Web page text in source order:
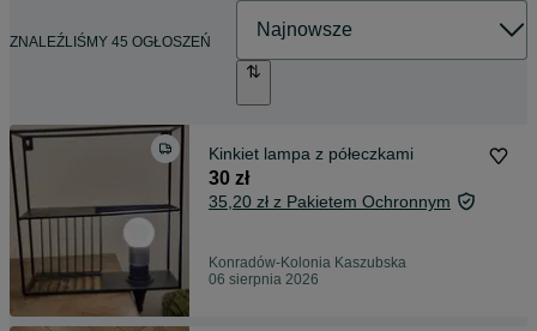
ZNALEŹLIŚMY 45 OGŁOSZEŃ
Kinkiet lampa z półeczkami
30 zł
35,20 zł z Pakietem Ochronnym
Konradów-Kolonia Kaszubska
06 sierpnia 2026